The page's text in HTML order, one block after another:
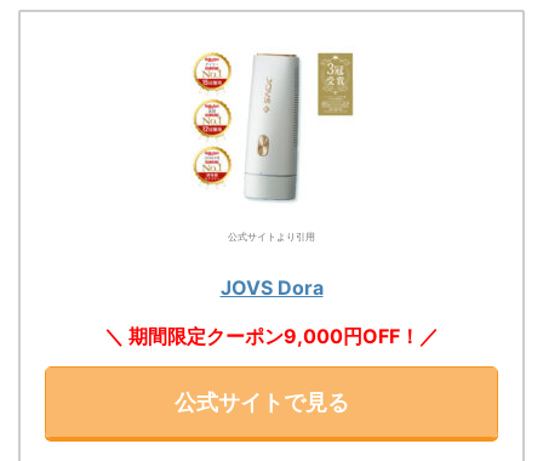
公式サイトより引用
JOVS Dora
＼ 期間限定クーポン9,000円OFF ！／
公式サイトで見る